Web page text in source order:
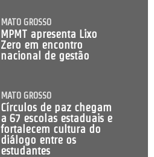
MATO GROSSO
MPMT apresenta Lixo
Zero em encontro
nacional de gestão
MATO GROSSO
Círculos de paz chegam
a 67 escolas estaduais e
fortalecem cultura do
diálogo entre os
estudantes